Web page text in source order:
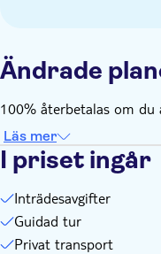
Ändrade
100% återbetalas om
Läs mer
I priset ingår
Inträdesavgifter
Guidad tur
Privat transport